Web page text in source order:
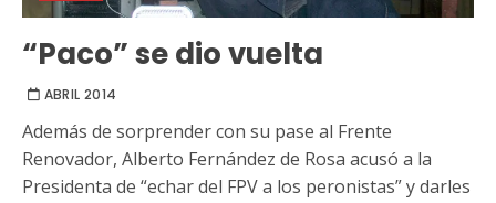
“Paco” se dio vuelta
ABRIL 2014
Además de sorprender con su pase al Frente
Renovador, Alberto Fernández de Rosa acusó a la
Presidenta de “echar del FPV a los peronistas” y darles